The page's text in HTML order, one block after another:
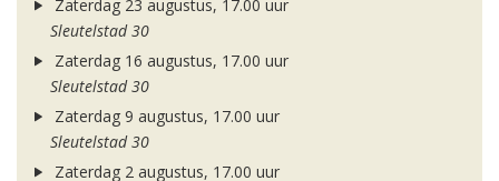
Zaterdag 23 augustus, 17.00 uur
Sleutelstad 30
Zaterdag 16 augustus, 17.00 uur
Sleutelstad 30
Zaterdag 9 augustus, 17.00 uur
Sleutelstad 30
Zaterdag 2 augustus, 17.00 uur